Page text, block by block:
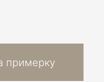
примерку